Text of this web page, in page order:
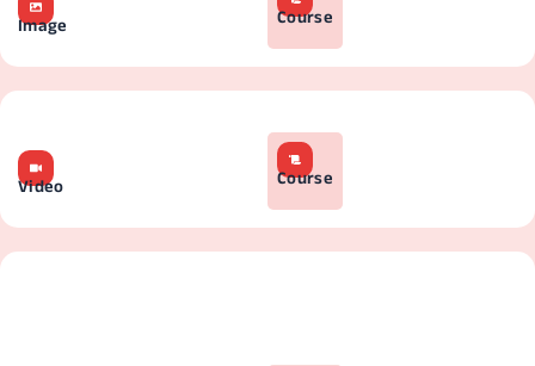
Image Course
Video Course